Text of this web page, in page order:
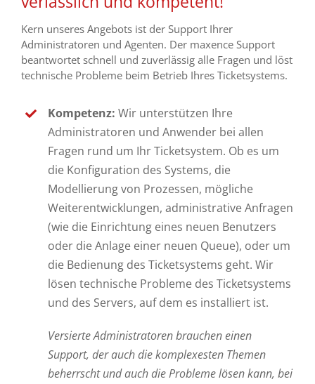
Kern unseres Angebots ist der Support Ihrer
Administratoren und Agenten. Der maxence Support
beantwortet schnell und zuverlässig alle Fragen und löst
technische Probleme beim Betrieb Ihres Ticketsystems.
Kompetenz: Wir unterstützen Ihre
Administratoren und Anwender bei allen
Fragen rund um Ihr Ticketsystem. Ob es um
die Konfiguration des Systems, die
Modellierung von Prozessen, mögliche
Weiterentwicklungen, administrative Anfragen
(wie die Einrichtung eines neuen Benutzers
oder die Anlage einer neuen Queue), oder um
die Bedienung des Ticketsystems geht. Wir
lösen technische Probleme des Ticketsystems
und des Servers, auf dem es installiert ist.
Versierte Administratoren brauchen einen
Support, der auch die komplexesten Themen
beherrscht und auch die Probleme lösen kann, bei